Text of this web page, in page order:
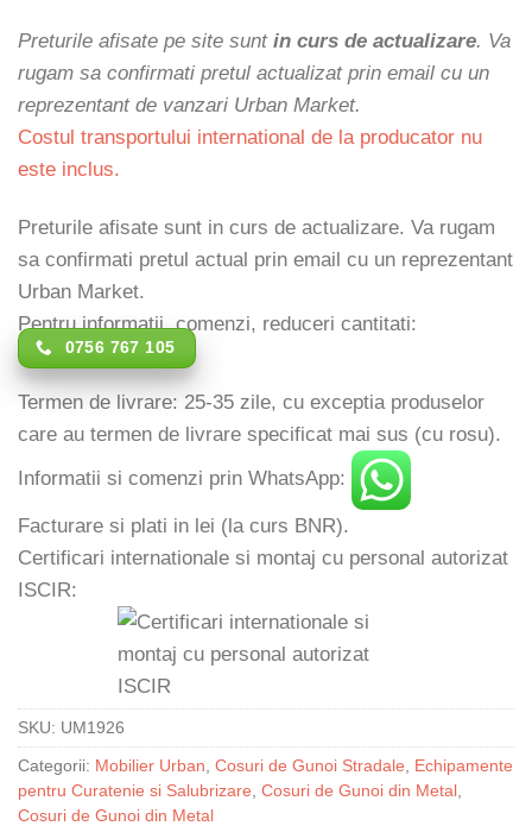
Preturile afisate pe site sunt in curs de actualizare. Va
rugam sa confirmati pretul actualizat prin email cu un
reprezentant de vanzari Urban Market.
Costul transportului international de la producator nu
este inclus.
Preturile afisate sunt in curs de actualizare. Va rugam
sa confirmati pretul actual prin email cu un reprezentant
Urban Market.
Pentru informatii, comenzi, reduceri cantitati:
0756 767 105
Termen de livrare: 25-35 zile, cu exceptia produselor
care au termen de livrare specificat mai sus (cu rosu).
Informatii si comenzi prin WhatsApp:
Facturare si plati in lei (la curs BNR).
Certificari internationale si montaj cu personal autorizat
ISCIR:
SKU: UM1926
Categorii: Mobilier Urban Cosuri de Gunoi Stradale
Echipamente
pentru Curatenie si Salubrizare Cosuri de Gunoi din Metal
Cosuri de Gunoi din Metal